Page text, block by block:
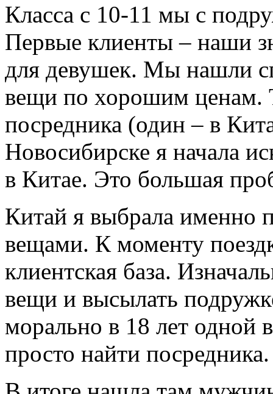
Класса с 10-11 мы с
Первые клиенты – наши
для девушек. Мы нашли
вещи по хорошим ценам.
посредника (один – в
Новосибирске я начала
в Китае. Это большая
Китай я выбрала именно
вещами. К моменту
клиентская база.
вещи и высылать
морально в 18 лет одной
просто найти посредника.